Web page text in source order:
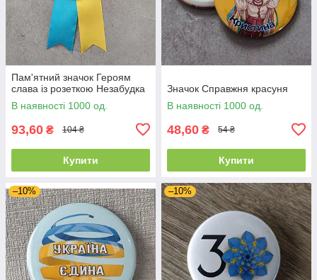
Пам'ятний значок Героям
слава із розеткою Незабудка
В наявності 1000 од.
93,60 ₴ 104 ₴
Купити
Значок Справжня красуня
В наявності 1000 од.
48,60 ₴ 54 ₴
Купити
–10% –10%